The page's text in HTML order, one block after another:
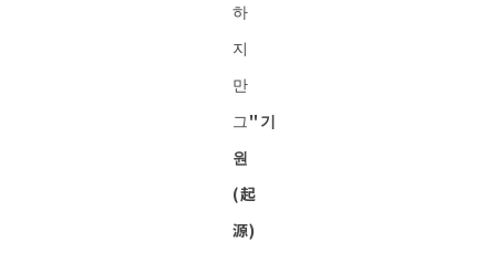
하
지
만
그"기
원
(起
源)